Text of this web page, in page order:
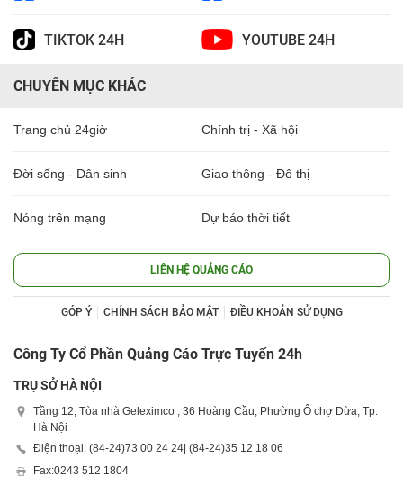
TIKTOK 24H YOUTUBE 24H
CHUYÊN MỤC KHÁC
Trang chủ 24giờ Chính trị - Xã hội
Đời sống - Dân sinh Giao thông - Đô thị
Nóng trên mạng Dự báo thời tiết
LIÊN HỆ QUẢNG CÁO
GÓP Ý CHÍNH SÁCH BẢO MẬT ĐIỀU KHOẢN SỬ DỤNG
Công Ty Cổ Phần Quảng Cáo Trực Tuyến 24h
TRỤ SỞ HÀ NỘI
Tầng 12, Tòa nhà Geleximco , 36 Hoàng Cầu, Phường Ô chợ Dừa, Tp.
Hà Nội
Điện thoại: (84-24)73 00 24 24 | (84-24)35 12 18 06
Fax:0243 512 1804